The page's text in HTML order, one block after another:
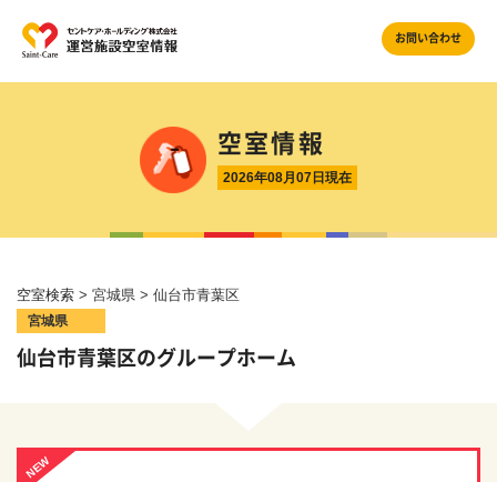
お問い合わせ
空室情報
2026年08月07日現在
空室検索 > 宮城県 > 仙台市青葉区
宮城県
仙台市青葉区のグループホーム
NEW